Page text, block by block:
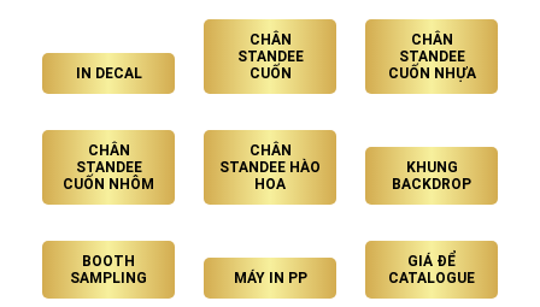
IN DECAL
CHÂN
STANDEE
CUỐN
CHÂN
STANDEE
CUỐN NHỰA
CHÂN
STANDEE
CUỐN NHÔM
CHÂN
STANDEE HÀO
HOA
KHUNG
BACKDROP
BOOTH
SAMPLING
MÁY IN PP
GIÁ ĐỂ
CATALOGUE